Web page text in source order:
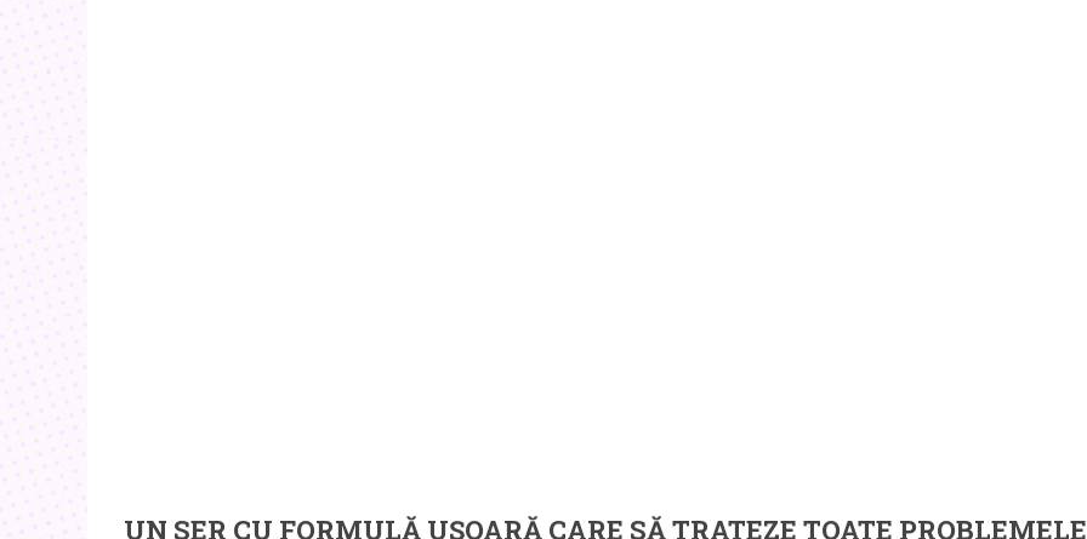
UN SER CU FORMULĂ UȘOARĂ CARE SĂ TRATEZE TOATE PROBLEMELE